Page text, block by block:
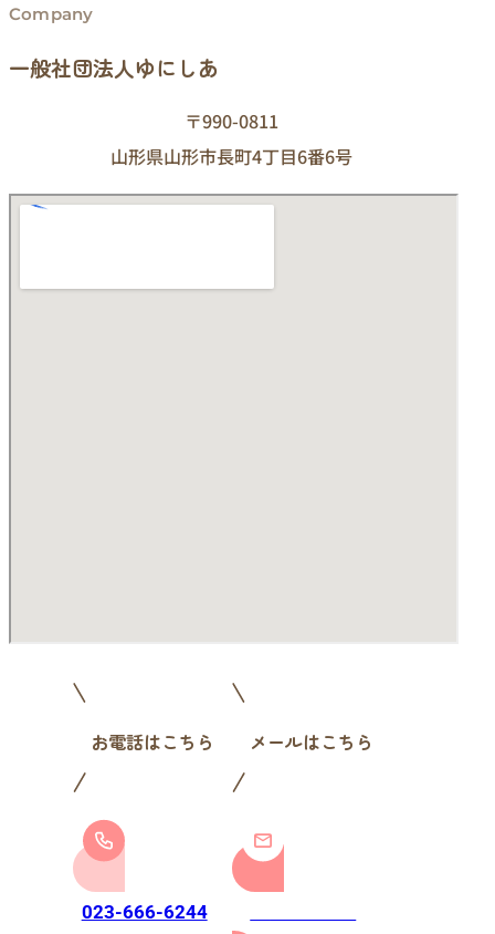
Company
一般社団法人ゆにしあ
〒990-0811
山形県山形市長町4丁目6番6号
お電話はこちら
023-666-6244
メールはこちら